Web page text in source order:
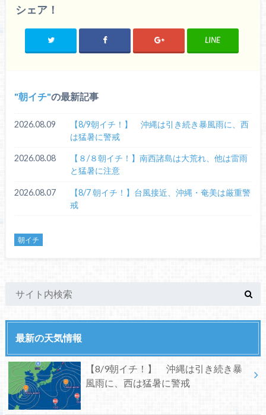
シェア！
LINE
朝イチ の最新記事
2026.08.09
【8/9朝イチ！】 沖縄は引き続き暴風雨に、西
は猛暑に警戒
2026.08.08
【８/８朝イチ！】南西諸島は大荒れ、他は雷雨
と猛暑に注意
2026.08.07
【8/7 朝イチ！】台風接近、沖縄・奄美は厳重警
戒
朝イチ
最新の天気情報
【8/9朝イチ！】 沖縄は引き続き暴
風雨に、西は猛暑に警戒